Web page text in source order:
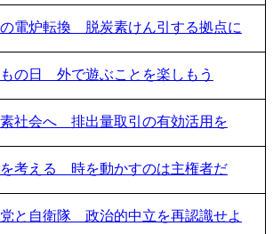
電炉転換 脱炭素けん引する拠点に
の日 外で遊ぶことを楽しもう
社会へ 排出量取引の有効活用を
考える 時を動かすのは主権者だ
と自衛隊 政治的中立を再認識せよ